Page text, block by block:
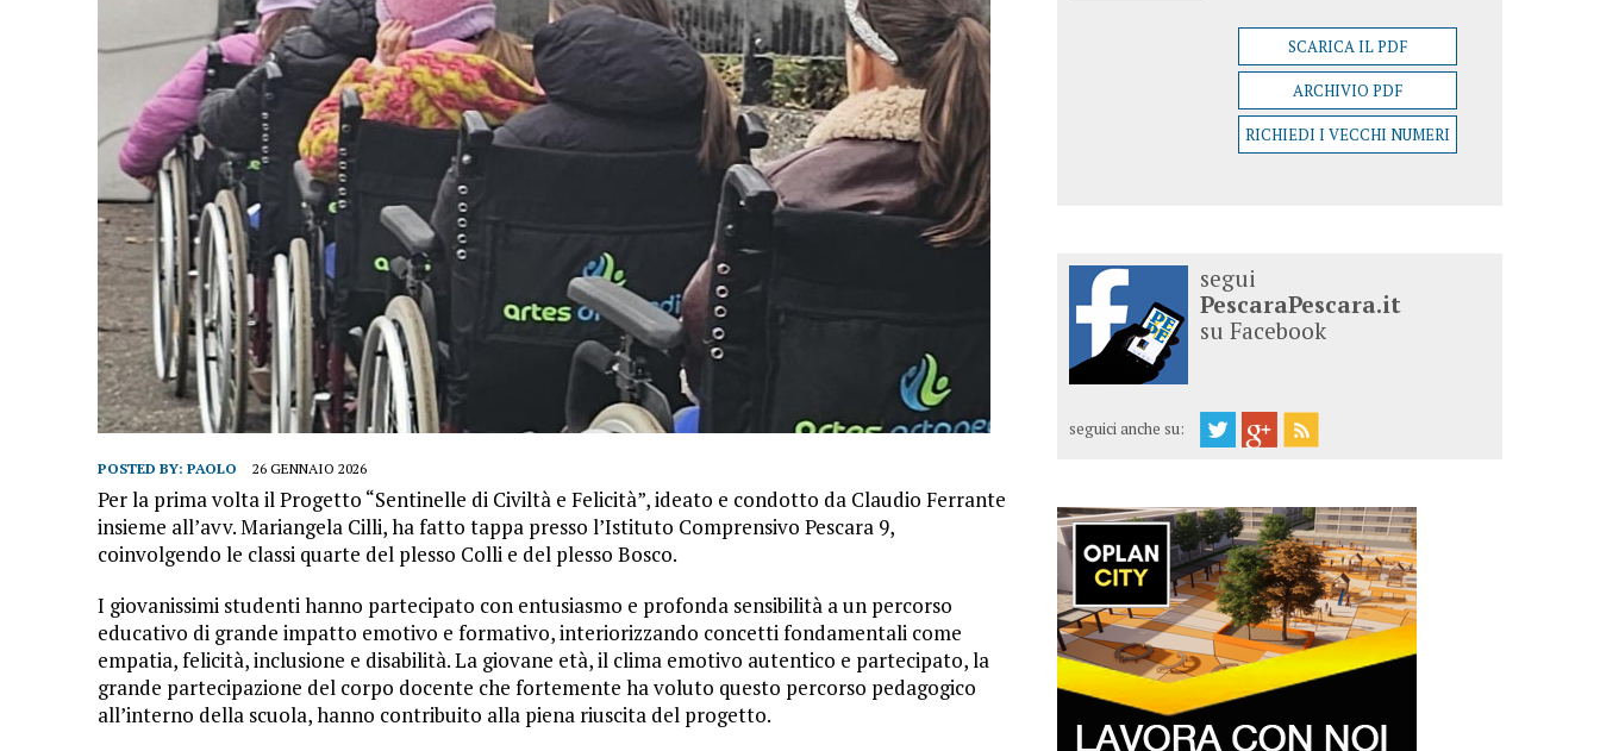
POSTED BY: PAOLO 26 GENNAIO 2026
Per la prima volta il Progetto “Sentinelle di Civiltà e Felicità”, ideato e condotto da Claudio Ferrante
insieme all’avv. Mariangela Cilli, ha fatto tappa presso l’Istituto Comprensivo Pescara 9,
coinvolgendo le classi quarte del plesso Colli e del plesso Bosco.
I giovanissimi studenti hanno partecipato con entusiasmo e profonda sensibilità a un percorso
educativo di grande impatto emotivo e formativo, interiorizzando concetti fondamentali come
empatia, felicità, inclusione e disabilità. La giovane età, il clima emotivo autentico e partecipato, la
grande partecipazione del corpo docente che fortemente ha voluto questo percorso pedagogico
all’interno della scuola, hanno contribuito alla piena riuscita del progetto.
SCARICA IL PDF
ARCHIVIO PDF
RICHIEDI I VECCHI NUMERI
segui
PescaraPescara.it
su Facebook
seguici anche su: